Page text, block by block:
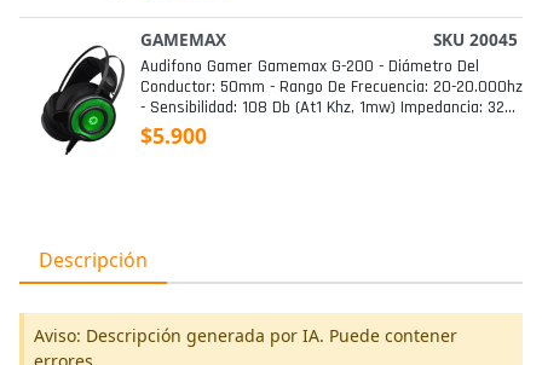
GAMEMAX SKU 20045
Audifono Gamer Gamemax G-200 - Diámetro Del
Conductor: 50mm - Rango De Frecuencia: 20-20.000hz
- Sensibilidad: 108 Db (at1 Khz, 1mw) Impedancia: 32
Ohm - Longitud Del Cable: 2.5m - Enchufe: 3.5mmx2 +
Usb
$5.900
Descripción
Aviso: Descripción generada por IA. Puede contener